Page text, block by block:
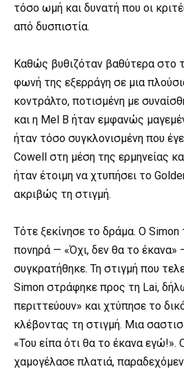
τόσο ωμή και δυνατή που οι
από δυσπιστία.
Καθώς βυθιζόταν βαθύτερα στο
φωνή της εξερράγη σε μια
κοντράλτο, ποτισμένη με
και η Mel B ήταν εμφανώς
ήταν τόσο συγκλονισμένη που
Cowell στη μέση της ερμηνείας
ήταν έτοιμη να χτυπήσει το
ακριβώς τη στιγμή.
Τότε ξεκίνησε το δράμα. Ο Simon
πονηρά — «Όχι, δεν θα το έκανα»
συγκρατήθηκε. Τη στιγμή που
Simon στράφηκε προς τη Lai,
περιττεύουν» και χτύπησε το
κλέβοντας τη στιγμή. Μια
«Του είπα ότι θα το έκανα
χαμογέλασε πλατιά,